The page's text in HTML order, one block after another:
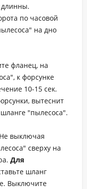
длинны.
по часовой
на дно
фланец, на
к форсунке
10-15 сек.
вытеснит
"пылесоса".
Не выключая
сверху на
Для
шланг
Выключите